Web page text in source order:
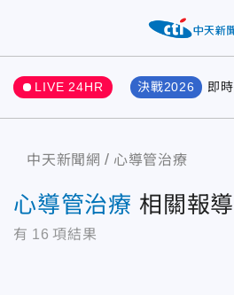
LIVE 24HR 決戰2026 即時
中天新聞網 心導管治療
心導管治療 相關報導
有 16 項結果